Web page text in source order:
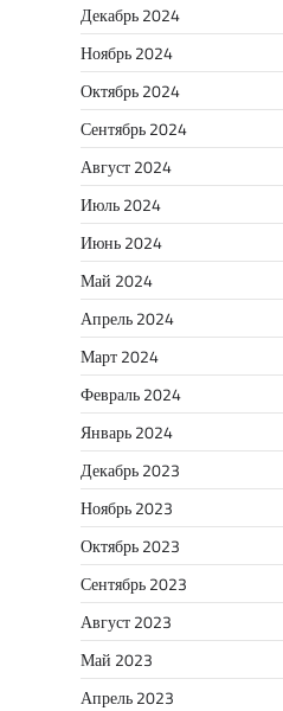
Декабрь 2024
Ноябрь 2024
Октябрь 2024
Сентябрь 2024
Август 2024
Июль 2024
Июнь 2024
Май 2024
Апрель 2024
Март 2024
Февраль 2024
Январь 2024
Декабрь 2023
Ноябрь 2023
Октябрь 2023
Сентябрь 2023
Август 2023
Май 2023
Апрель 2023